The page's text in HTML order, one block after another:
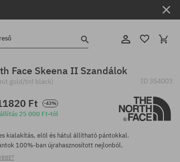
Face Skeena II Szandálok
gold/tnf black) ID 354003
Ft -43%
25 000 Ft-tól
kialakítás, elöl és hátul állítható pántokkal.
100%-ban újrahasznosított nejlonból.